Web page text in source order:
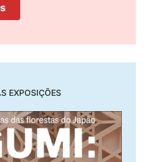
EXPOSIÇÕES